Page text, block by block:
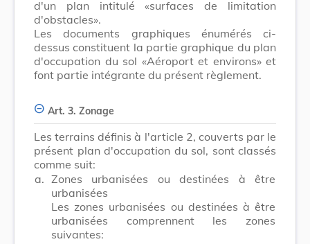
d'un plan intitulé «surfaces de limitation
d'obstacles».
Les documents graphiques énumérés ci-
dessus constituent la partie graphique du plan
d'occupation du sol «Aéroport et environs» et
font partie intégrante du présent règlement.
Art. 3. Zonage
Les terrains définis à l'article 2, couverts par le
présent plan d'occupation du sol, sont classés
comme suit:
a. Zones urbanisées ou destinées à être
urbanisées
Les zones urbanisées ou destinées à être
urbanisées comprennent les zones
suivantes: